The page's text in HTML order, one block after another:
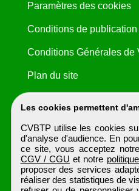
Les cookies permettent
CVBTP utilise les cookies
d'analyse d'audience. En
ce site, vous acceptez
CGV / CGU et notre
proposer des services
réaliser des statistiques de
Paramètres des cookies
Conditions de publication
Conditions Générales de
Plan du site